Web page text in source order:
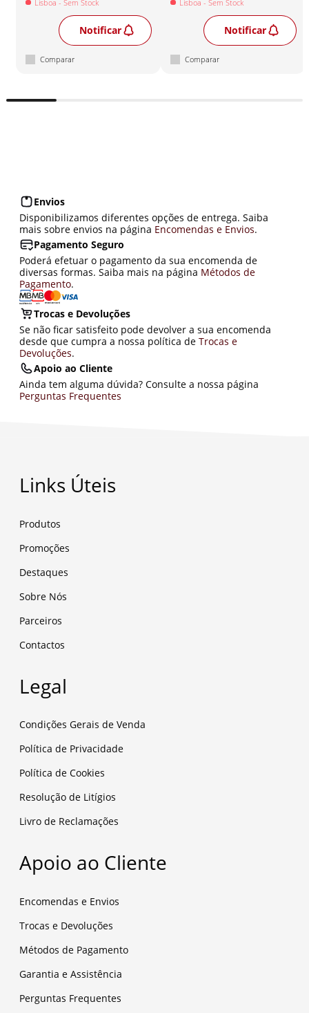
Lisboa - Sem Stock
Notificar
Comparar
Lisboa - Sem Stock
Notificar
Comparar
Envios
Disponibilizamos diferentes opções de entrega. Saiba
mais sobre envios na página Encomendas e Envios.
Pagamento Seguro
Poderá efetuar o pagamento da sua encomenda de
diversas formas. Saiba mais na página Métodos de
Pagamento.
Trocas e Devoluções
Se não ficar satisfeito pode devolver a sua encomenda
desde que cumpra a nossa política de Trocas e
Devoluções.
Apoio ao Cliente
Ainda tem alguma dúvida? Consulte a nossa página
Perguntas Frequentes
Links Úteis
Produtos
Promoções
Destaques
Sobre Nós
Parceiros
Contactos
Legal
Condições Gerais de Venda
Política de Privacidade
Política de Cookies
Resolução de Litígios
Livro de Reclamações
Apoio ao Cliente
Encomendas e Envios
Trocas e Devoluções
Métodos de Pagamento
Garantia e Assistência
Perguntas Frequentes